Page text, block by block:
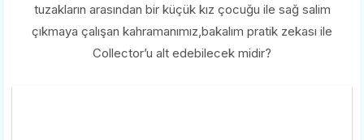
tuzakların arasından bir küçük kız çocuğu ile sağ salim
çıkmaya çalışan kahramanımız,bakalım pratik zekası ile
Collector’u alt edebilecek midir?